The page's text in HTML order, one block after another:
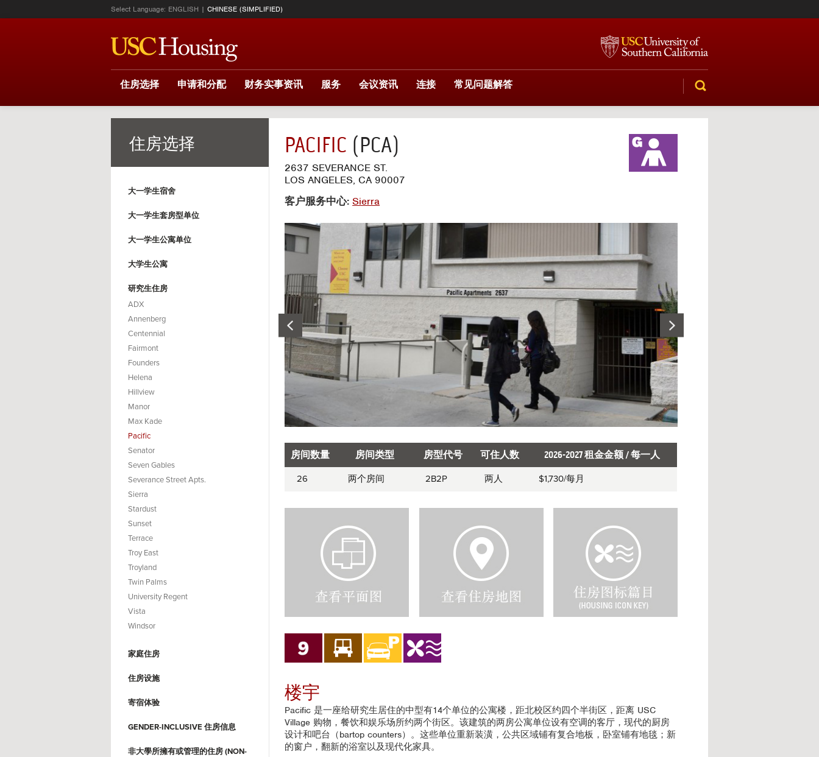
Select Language: ENGLISH CHINESE (SIMPLIFIED)
住房选择 申请和分配 财务实事资讯 服务 会议资讯 连接
常见问题解答
SEARCH
住房选择
大一学生宿舍
大一学生套房型单位
大一学生公寓单位
大学生公寓
研究生住房
ADX
Annenberg
Centennial
Fairmont
Founders
Helena
Hillview
Manor
Max Kade
Pacific
Senator
Seven Gables
Severance Street Apts.
Sierra
Stardust
Sunset
Terrace
Troy East
Troyland
Twin Palms
University Regent
Vista
Windsor
家庭住房
住房设施
寄宿体验
GENDER-INCLUSIVE 住房信息
非大學所擁有或管理的住房 (NON-
PACIFIC (PCA)
2637 SEVERANCE ST.
LOS ANGELES, CA 90007
客户服务中心: Sierra
Room
information
房间数量 房间类型 房型代号 可住人数 2026-2027 租金金额 / 每一人
26 两个房间 2B2P 两人 $1,730/每月
o
P
l
a
s
o
u
s
n
g
M
n
g
I
楼宇
Pacific 是一座给研究生居住的中型有14个单位的公寓楼，距北校区约四个半街区，距离 USC
Village 购物，餐饮和娱乐场所约两个街区。该建筑的两房公寓单位设有空调的客厅，现代的厨房
设计和吧台（bartop counters）。这些单位重新装潢，公共区域铺有复合地板，卧室铺有地毯；新
的窗户，翻新的浴室以及现代化家具。